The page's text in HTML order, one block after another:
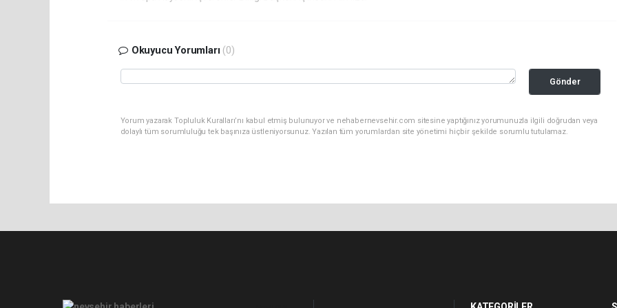
Okuyucu Yorumları (0)
Gönder
Yorum yazarak Topluluk Kuralları’nı kabul etmiş bulunuyor ve nehabernevsehir.com sitesine yaptığınız yorumunuzla ilgili doğrudan veya
dolaylı tüm sorumluluğu tek başınıza üstleniyorsunuz. Yazılan tüm yorumlardan site yönetimi hiçbir şekilde sorumlu tutulamaz.